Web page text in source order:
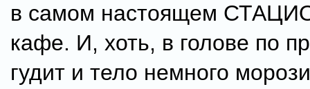
в самом настоящем
кафе. И, хоть, в голове по
гудит и тело немного